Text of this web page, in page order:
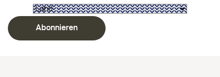
Abonnieren